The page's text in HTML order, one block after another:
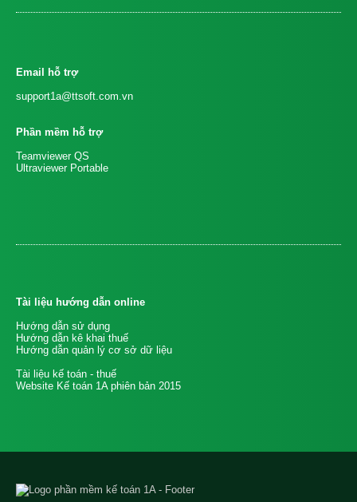
Email hỗ trợ
support1a@ttsoft.com.vn
Phần mềm hỗ trợ
Teamviewer QS
Ultraviewer Portable
Tài liệu hướng dẫn online
Hướng dẫn sử dụng
Hướng dẫn kê khai thuế
Hướng dẫn quản lý cơ sở dữ liệu
Tài liệu kế toán - thuế
Website Kế toán 1A phiên bản 2015